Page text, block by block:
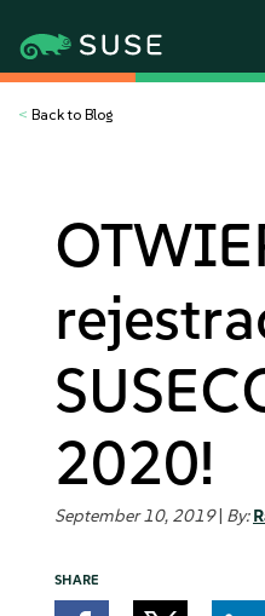
< Back to Blog
2020!
September 10, 2019| By:
SHARE